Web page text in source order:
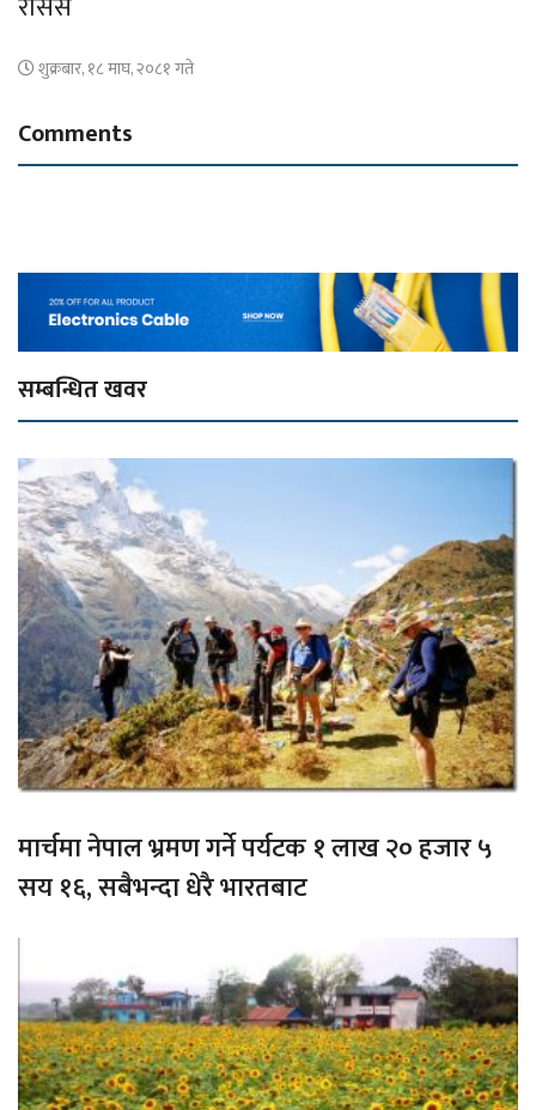
शुक्रबार, १८ माघ, २०८१ गते
Comments
सम्बन्धित खवर
मार्चमा नेपाल भ्रमण गर्ने पर्यटक १ लाख २० हजार ५
सय १६, सबैभन्दा धेरै भारतबाट